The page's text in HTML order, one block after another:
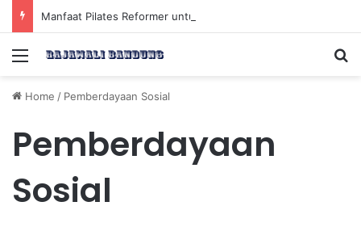
Menu
Home / Pemberdayaan Sosial
Pemberdayaan
Sosial